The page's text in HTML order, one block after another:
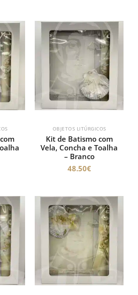
OBJETOS LITÚRGICOS
Kit de Batismo com
Vela, Concha e Toalha
– Branco
48.50€